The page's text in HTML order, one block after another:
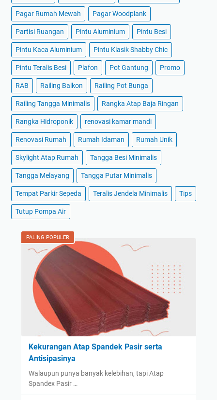
Pagar Rumah Mewah Pagar Woodplank
Partisi Ruangan Pintu Aluminium Pintu Besi
Pintu Kaca Aluminium Pintu Klasik Shabby Chic
Pintu Teralis Besi Plafon Pot Gantung Promo
RAB Railing Balkon Railing Pot Bunga
Railing Tangga Minimalis Rangka Atap Baja Ringan
Rangka Hidroponik renovasi kamar mandi
Renovasi Rumah Rumah Idaman Rumah Unik
Skylight Atap Rumah Tangga Besi Minimalis
Tangga Melayang Tangga Putar Minimalis
Tempat Parkir Sepeda Teralis Jendela Minimalis Tips
Tutup Pompa Air
PALING POPULER
Kekurangan Atap Spandek Pasir serta
Antisipasinya
Walaupun punya banyak kelebihan, tapi Atap
Spandex Pasir …